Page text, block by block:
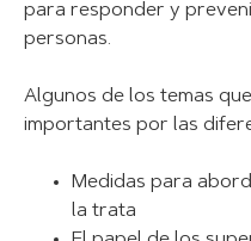
para responder y
personas.
Algunos de los temas
importantes por las
Medidas para
la trata